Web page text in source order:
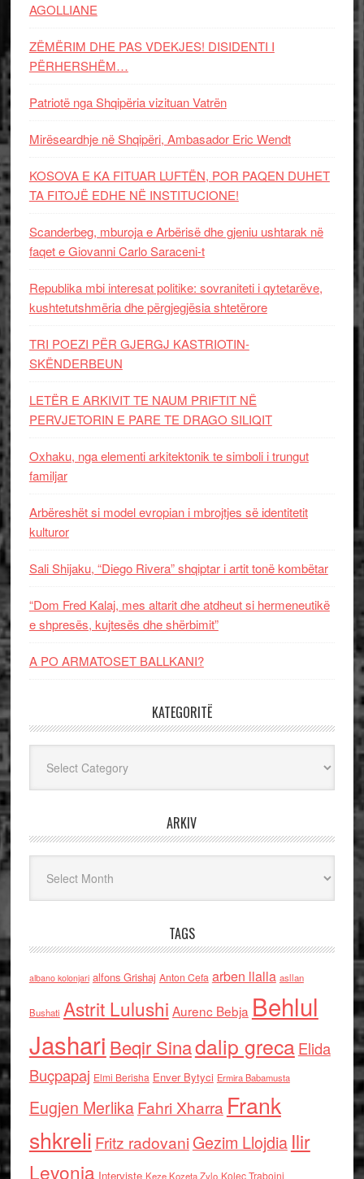
AGOLLIANE
ZËMËRIM DHE PAS VDEKJES! DISIDENTI I
PËRHERSHËM…
Patriotë nga Shqipëria vizituan Vatrën
Mirëseardhje në Shqipëri, Ambasador Eric Wendt
KOSOVA E KA FITUAR LUFTËN, POR PAQEN DUHET
TA FITOJË EDHE NË INSTITUCIONE!
Scanderbeg, mburoja e Arbërisë dhe gjeniu ushtarak në
faqet e Giovanni Carlo Saraceni-t
Republika mbi interesat politike: sovraniteti i qytetarëve,
kushtetutshmëria dhe përgjegjësia shtetërore
TRI POEZI PËR GJERGJ KASTRIOTIN-
SKËNDERBEUN
LETËR E ARKIVIT TE NAUM PRIFTIT NË
PERVJETORIN E PARE TE DRAGO SILIQIT
Oxhaku, nga elementi arkitektonik te simboli i trungut
familjar
Arbëreshët si model evropian i mbrojtjes së identitetit
kulturor
Sali Shijaku, “Diego Rivera” shqiptar i artit tonë kombëtar
“Dom Fred Kalaj, mes altarit dhe atdheut si hermeneutikë
e shpresës, kujtesës dhe shërbimit”
A PO ARMATOSET BALLKANI?
KATEGORITË
ARKIV
TAGS
albano kolonjari alfons Grishaj Anton Cefa arben llalla asllan
Bushati Astrit Lulushi Aurenc Bebja Behlul
Jashari Beqir Sinadalip grecaElida
Buçpapaj Elmi Berisha Enver Bytyci Ermira Babamusta
Eugjen MerlikaFahri Xharra Frank
shkreli Fritz radovaniGezim Llojdia Ilir
Levonja Interviste Keze Kozeta Zylo Kolec Traboini